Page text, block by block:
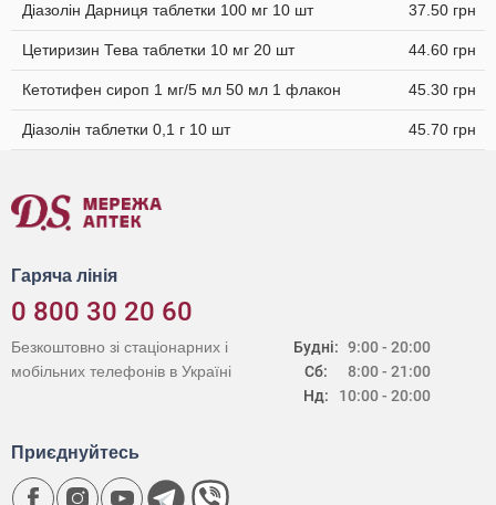
Діазолін Дарниця таблетки 100 мг 10 шт 37.50 грн
Цетиризин Тева таблетки 10 мг 20 шт 44.60 грн
Кетотифен сироп 1 мг/5 мл 50 мл 1 флакон 45.30 грн
Діазолін таблетки 0,1 г 10 шт 45.70 грн
Гаряча лінія
0 800 30 20 60
Будні:
Сб:
Нд:
9:00 - 20:00
8:00 - 21:00
10:00 - 20:00
Безкоштовно зі стаціонарних і
мобільних телефонів в Україні
Приєднуйтесь